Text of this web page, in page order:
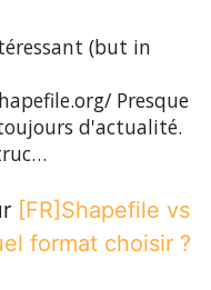
(but in
Presque
d'actualité.
[FR]Shapefile vs
format choisir ?